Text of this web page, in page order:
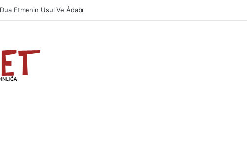
Namazın Önemi Ve Fazileti